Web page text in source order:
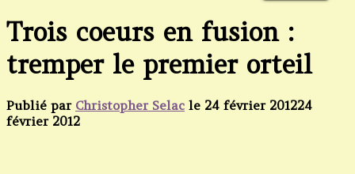
Trois coeurs en fusion :
tremper le premier orteil
Publié par Christopher Selac le 24 février 201224
février 2012